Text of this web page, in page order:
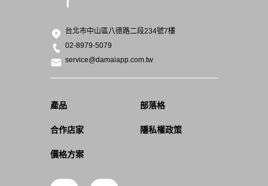
台北市中山區八德路二段234號7樓
02-8979-5079
service@damaiapp.com.tw
產品
合作店家
價格方案
部落格
隱私權政策